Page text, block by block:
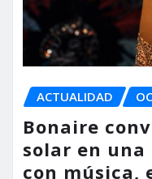
ACTUALIDAD
Bonaire
solar en
con música,